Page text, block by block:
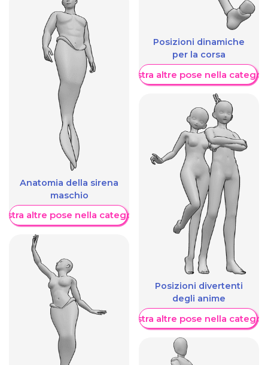
Anatomia della sirena
maschio
altre pose nella categoria
Posizioni dinamiche
per la corsa
Mostra altre pose nella
Posizioni divertenti
degli anime
Mostra altre pose nella